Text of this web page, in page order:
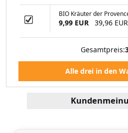
BIO Kräuter der
9,99 EUR 39,96
Gesamtpreis: